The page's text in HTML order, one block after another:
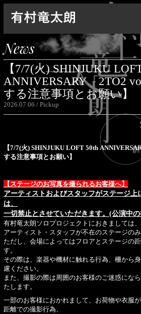
Top
News
Live
Media
Profile
Goods
Contact
News
【7/7(火) SHINJUKU
ANNIVERSARY「2TO2
する注意事項とお願い】
2026.07.06 Pickup
【7/7(火) SHINJUKU LOFT 50th
する注意事項とお願い】
【ステージのお写真を撮られるお客様へ】
アーティストおよびスタッフがステージ上
は、
一切禁止とさせていただきます。(公演中
有村竜太朗ソロプロジェクトにおきましては、
アーティスト・スタッフが不在のステージのみ
ただし、会場によってはフロアとステージの
す。
その際は、楽器や機材に触れる行為、柵から
慮ください。
また、撮影の際は周囲のお客様のご迷惑にな
たします。
一部のお客様におかれまして、お荷物や衣服
距離での撮影行為、